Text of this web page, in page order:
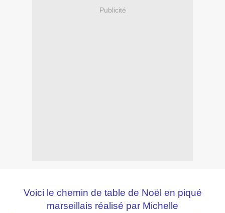
Publicité
Voici le chemin de table de Noël en piqué
marseillais réalisé par Michelle